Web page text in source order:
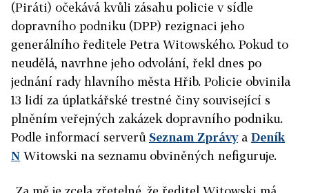
(Piráti) očekává kvůli zásahu policie v sídle
dopravního podniku (DPP) rezignaci jeho
generálního ředitele Petra Witowského. Pokud to
neudělá, navrhne jeho odvolání, řekl dnes po
jednání rady hlavního města Hřib. Policie obvinila
13 lidí za úplatkářské trestné činy související s
plněním veřejných zakázek dopravního podniku.
Podle informací serverů Seznam Zprávya Deník
N Witowski na seznamu obviněných nefiguruje.